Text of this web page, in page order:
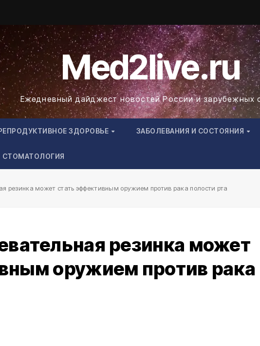
Med2live.ru
Ежедневный дайджест новостей России и зарубежных
ЗДОРОВЬЕ ЗАБОЛЕВАНИЯ И СОСТОЯНИЯ
СТОМАТОЛОГИЯ
резинка может стать эффективным оружием против рака полости рта
резинка может
оружием против рака